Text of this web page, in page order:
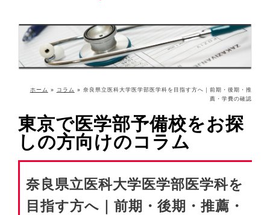
ホーム » コラム » 奈良県立医科大学医学部医学科を目指す方へ｜前期・後期・推
薦・学費の確認
東京で医学部予備校をお探
しの方向けのコラム
奈良県立医科大学医学部医学科を
目指す方へ｜前期・後期・推薦・